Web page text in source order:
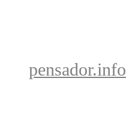
pensador.info